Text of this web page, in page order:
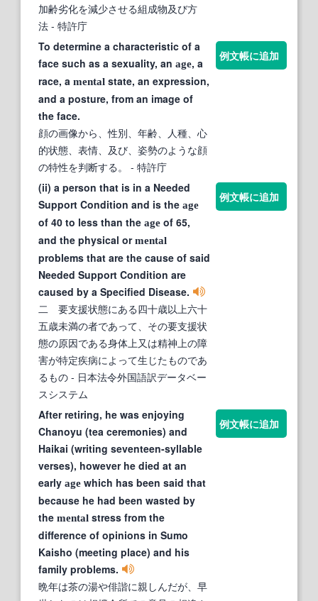
加齢劣化を減少させる組成物及び方
法 - 特許庁
To determine a characteristic of a
face such as a sexuality, an age, a
race, a mental state, an expression,
and a posture, from an image of
the face.
顔の画像から、性別、年齢、人種、心
的状態、表情、及び、姿勢のような顔
の特性を判断する。
- 特許庁
例文帳に追加
(ii) a person that is in a Needed
Support Condition and is the age
of 40 to less than the age of 65,
and the physical ormental
problems that are the cause of said
Needed Support Condition are
caused by a Specified Disease.
二 要支援状態にある四十歳以上六十
五歳未満の者であって、その要支援状
態の原因である身体上又は精神上の障
害が特定疾病によって生じたものであ
るもの - 日本法令外国語訳データベー
スシステム
例文帳に追加
After retiring, he was enjoying
Chanoyu (tea ceremonies) and
Haikai (writing seventeen-syllable
verses), however he died at an
early age which has been said that
because he had been wasted by
the mental stress from the
difference of opinions in Sumo
Kaisho (meeting place) and his
family problems.
晩年は茶の湯や俳諧に親しんだが、早
例文帳に追加